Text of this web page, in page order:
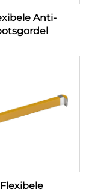
Anti-
Flexibele